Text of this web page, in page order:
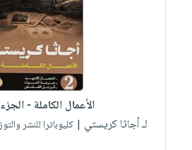
الأعمال الكاملة -
لـ أجاثا كريستي | كليوباترا للنشر